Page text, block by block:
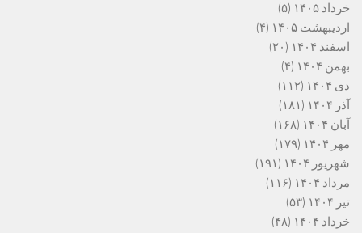
خرداد ۱۴۰۵
(۵)
اردیبهشت ۱۴۰۵
(۴)
اسفند ۱۴۰۴
(۲۰)
بهمن ۱۴۰۴
(۴)
دی ۱۴۰۴
(۱۱۲)
آذر ۱۴۰۴
(۱۸۱)
آبان ۱۴۰۴
(۱۶۸)
مهر ۱۴۰۴
(۱۷۹)
شهریور ۱۴۰۴
(۱۹۱)
مرداد ۱۴۰۴
(۱۱۶)
تیر ۱۴۰۴
(۵۳)
خرداد ۱۴۰۴
(۴۸)